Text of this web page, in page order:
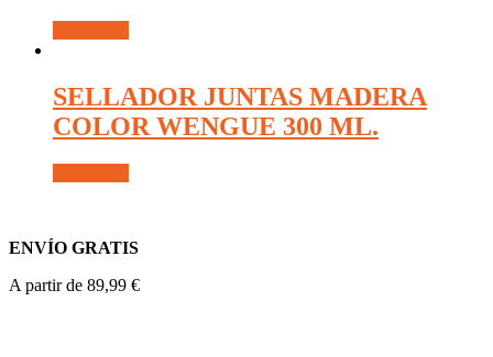
SELLADOR JUNTAS MADERA
COLOR WENGUE 300 ML.
ENVÍO GRATIS
A partir de 89,99 €